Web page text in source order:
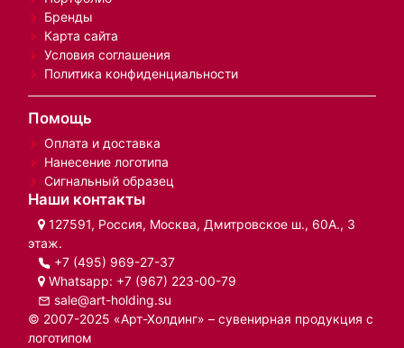
Бренды
Карта сайта
Условия соглашения
Политика конфиденциальности
Помощь
Оплата и доставка
Нанесение логотипа
Сигнальный образец
Наши контакты
127591, Россия, Москва, Дмитровское ш., 60А., 3
этаж.
+7 (495) 969-27-37
Whatsapp: +7 (967) 223-00-79
sale@art-holding.su
© 2007-2025 «Арт-Холдинг» – сувенирная продукция с
логотипом